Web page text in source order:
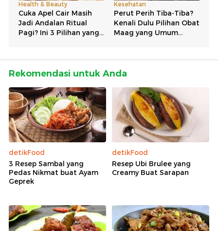
Rekomendasi untuk Anda
detikFood
3 Resep Sambal yang
Pedas Nikmat buat Ayam
Geprek
detikFood
Resep Ubi Brulee yang
Creamy Buat Sarapan